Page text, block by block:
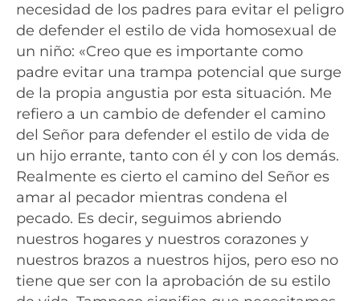
necesidad de los padres para evitar el peligro
de defender el estilo de vida homosexual de
un niño: «Creo que es importante como
padre evitar una trampa potencial que surge
de la propia angustia por esta situación. Me
refiero a un cambio de defender el camino
del Señor para defender el estilo de vida de
un hijo errante, tanto con él y con los demás.
Realmente es cierto el camino del Señor es
amar al pecador mientras condena el
pecado. Es decir, seguimos abriendo
nuestros hogares y nuestros corazones y
nuestros brazos a nuestros hijos, pero eso no
tiene que ser con la aprobación de su estilo